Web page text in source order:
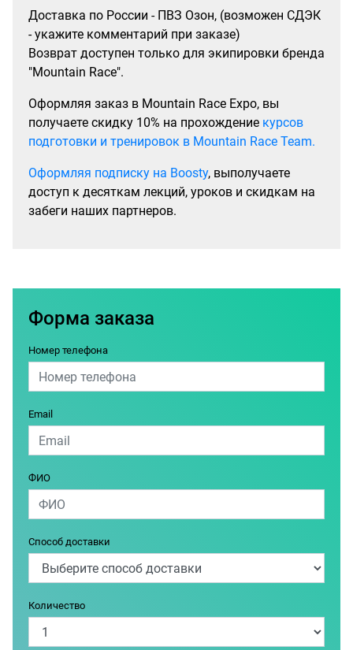
Доставка по России - ПВЗ Озон, (возможен СДЭК
- укажите комментарий при заказе)
Возврат доступен только для экипировки бренда
"Mountain Race".
Оформляя заказ в Mountain Race Expo, вы
получаете скидку 10% на прохождение курсов
подготовки и тренировок в Mountain Race Team.
Оформляя подписку на Boosty, выполучаете
доступ к десяткам лекций, уроков и скидкам на
забеги наших партнеров.
Форма заказа
Номер телефона
Email
ФИО
Способ доставки
Количество